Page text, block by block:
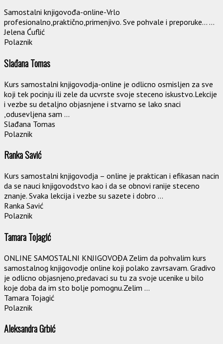
Samostalni knjigovođa-online-Vrlo
profesionalno,praktično,primenjivo. Sve pohvale i preporuke… ...
Jelena Ćuflić
Polaznik
Slađana Tomas
Kurs samostalni knjigovodja-online je odlicno osmisljen za sve
koji tek pocinju ili zele da ucvrste svoje steceno iskustvo.Lekcije
i vezbe su detaljno objasnjene i stvarno se lako snaci
,odusevljena sam ...
Slađana Tomas
Polaznik
Ranka Savić
Kurs samostalni knjigovodja – online je praktican i efikasan nacin
da se nauci knjigovodstvo kao i da se obnovi ranije steceno
znanje. Svaka lekcija i vezbe su sazete i dobro ...
Ranka Savić
Polaznik
Tamara Tojagić
ONLINE SAMOSTALNI KNJIGOVOĐA Zelim da pohvalim kurs
samostalnog knjigovodje online koji polako zavrsavam. Gradivo
je odlicno objasnjeno,predavaci su tu za svoje ucenike u bilo
koje doba da im sto bolje pomognu.Zelim ...
Tamara Tojagić
Polaznik
Aleksandra Grbić